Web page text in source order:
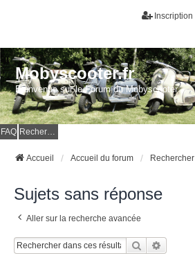
Inscription
Mobyscooter.fr
Bienvenue sur le Forum du Mobyscooter
FAQ Rechercher
Accueil Accueil du forum Rechercher
Sujets sans réponse
Aller sur la recherche avancée
Rechercher